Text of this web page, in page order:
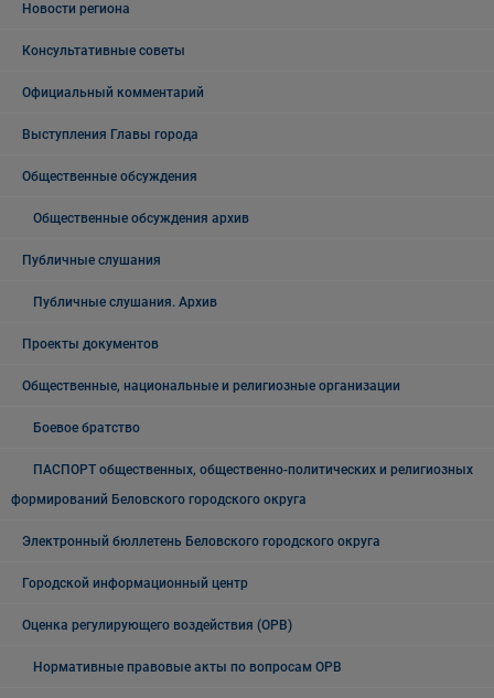
Новости региона
Консультативные советы
Официальный комментарий
Выступления Главы города
Общественные обсуждения
Общественные обсуждения архив
Публичные слушания
Публичные слушания. Архив
Проекты документов
Общественные, национальные и религиозные организации
Боевое братство
ПАСПОРТ общественных, общественно-политических и религиозных
формирований Беловского городского округа
Электронный бюллетень Беловского городского округа
Городской информационный центр
Оценка регулирующего воздействия (ОРВ)
Нормативные правовые акты по вопросам ОРВ